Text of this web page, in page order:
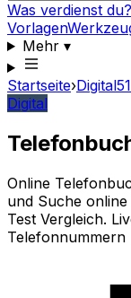
Was verdienst du?
Vorlagen
Mehr▾
Startseite›Digital51
Digital
Online
und Suche
Test Vergleich.
Telefonnummern